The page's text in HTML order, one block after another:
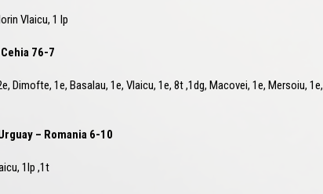
Vlaicu, 1 lp
76-7
Dimofte, 1e, Basalau, 1e, Vlaicu, 1e, 8t ,1dg, Macovei, 1e, Mersoiu, 1e,
– Romania 6-10
1lp ,1t